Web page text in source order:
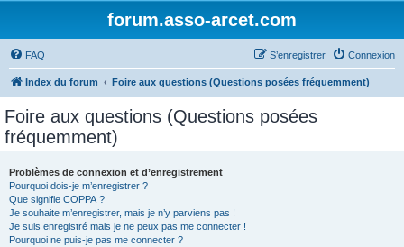
forum.asso-arcet.com
FAQ Connexion
S’enregistrer
Index du forum Foire aux questions (Questions posées fréquemment)
Foire aux questions (Questions posées
fréquemment)
Problèmes de connexion et d’enregistrement
Pourquoi dois-je m’enregistrer ?
Que signifie COPPA ?
Je souhaite m’enregistrer, mais je n’y parviens pas !
Je suis enregistré mais je ne peux pas me connecter !
Pourquoi ne puis-je pas me connecter ?